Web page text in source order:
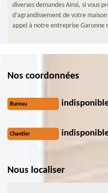
diverses demandes Ainsi, si vous
d’agrandissement de votre
appel à notre entreprise Garonne
Nos coordonnées
Bureau
Chantier
Nous localiser